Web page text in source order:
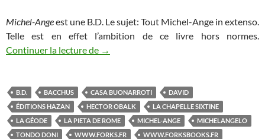
Michel-Angeest une B.D. Le sujet: Tout Michel-Ange in extenso.
Telle est en effet l’ambition de ce livre hors normes.
Continuer la lecture de Michel-Ange sous le bras. Pas en poche,
→
B.D. BACCHUS CASA BUONARROTI
DAVID
ÉDITIONS HAZAN
HECTOR OBALK
LA CHAPELLE SIXTINE
LA GÉODE
LA PIETA DE ROME MICHEL-ANGE
MICHELANGELO
TONDO DONI
WWW.FORKS.FR WWW.FORKSBOOKS.FR